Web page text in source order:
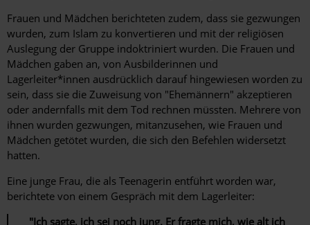
Frauen und Mädchen berichteten zudem, dass sie gezwungen
wurden, zum Islam zu konvertieren und mit der religiösen
Auslegung der Gruppe indoktriniert wurden. Die Frauen und
Mädchen gaben an, von Ausbilderinnen und
Lagerleiter*innen ausdrücklich darauf hingewiesen worden zu
sein, dass sie die Zuweisung von "Ehemännern" akzeptieren
oder andernfalls mit dem Tod rechnen müssten. Mehrere von
ihnen wurden gezwungen, mitanzusehen, wie Frauen und
Mädchen getötet wurden, die sich den Befehlen widersetzt
hatten.
Eine junge Frau, die als Teenagerin entführt worden war,
berichtete von einem Gespräch mit dem Lagerleiter:
"Ich sagte, ich sei noch jung. Er fragte mich, wie alt ich